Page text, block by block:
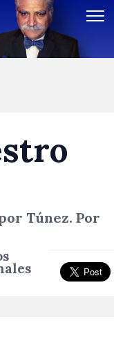
Túnez. Por